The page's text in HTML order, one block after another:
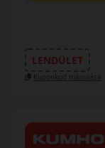
LENDÜLET
Kuponkód másolása